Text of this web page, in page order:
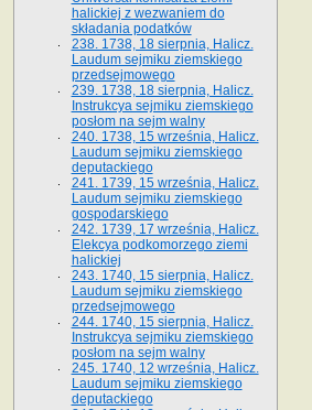
halickiej z wezwaniem do
składania podatków
238. 1738, 18 sierpnia, Halicz.
Laudum sejmiku ziemskiego
przedsejmowego
239. 1738, 18 sierpnia, Halicz.
Instrukcya sejmiku ziemskiego
posłom na sejm walny
240. 1738, 15 września, Halicz.
Laudum sejmiku ziemskiego
deputackiego
241. 1739, 15 września, Halicz.
Laudum sejmiku ziemskiego
gospodarskiego
242. 1739, 17 września, Halicz.
Elekcya podkomorzego ziemi
halickiej
243. 1740, 15 sierpnia, Halicz.
Laudum sejmiku ziemskiego
przedsejmowego
244. 1740, 15 sierpnia, Halicz.
Instrukcya sejmiku ziemskiego
posłom na sejm walny
245. 1740, 12 września, Halicz.
Laudum sejmiku ziemskiego
deputackiego